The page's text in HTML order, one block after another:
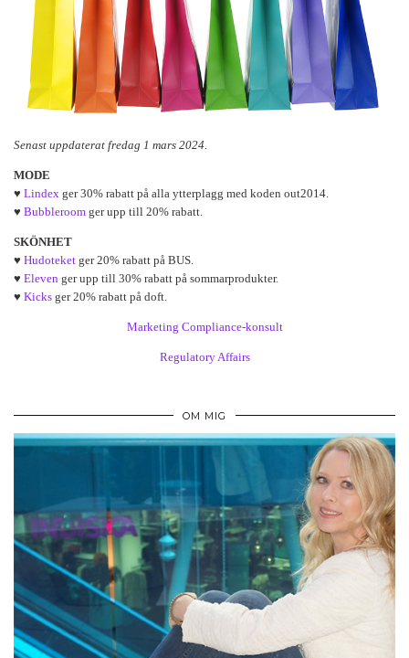
Senast uppdaterat fredag 1 mars 2024.
MODE
♥ Lindex ger 30% rabatt på alla ytterplagg med koden out2014.
♥ Bubbleroom ger upp till 20% rabatt.
SKÖNHET
♥ Hudoteket ger 20% rabatt på BUS.
♥ Eleven ger upp till 30% rabatt på sommarprodukter.
♥ Kicks ger 20% rabatt på doft.
Marketing Compliance-konsult
Regulatory Affairs
OM MIG